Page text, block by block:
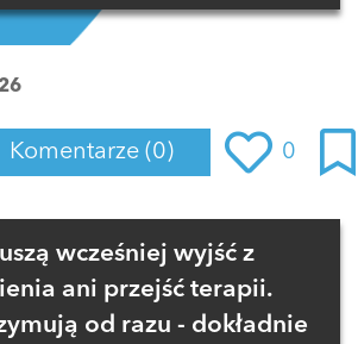
Komentarze (0) 0
się, aby dodać komentarz
wcześniej wyjść z
ani przejść terapii.
od razu - dokładnie